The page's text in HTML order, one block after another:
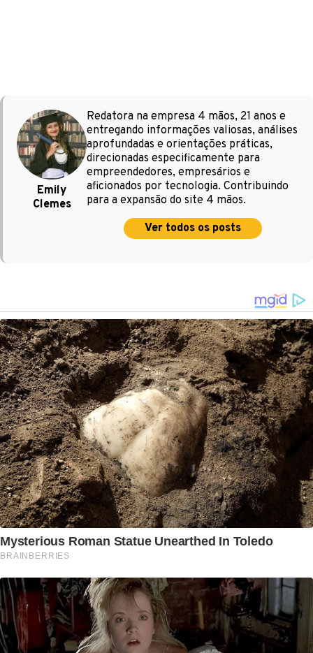
Emily
Clemes
Redatora na empresa 4 mãos, 21 anos e
entregando informações valiosas, análises
aprofundadas e orientações práticas,
direcionadas especificamente para
empreendedores, empresários e
aficionados por tecnologia. Contribuindo
para a expansão do site 4 mãos.
Ver todos os posts